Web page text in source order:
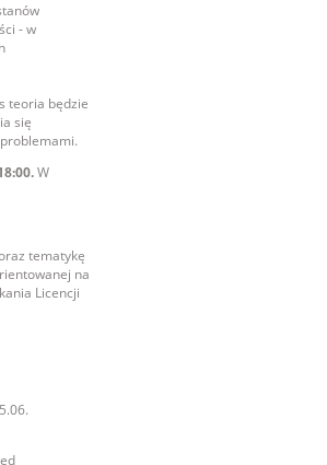
- w
teoria będzie
się
W
tematykę
na
Licencji